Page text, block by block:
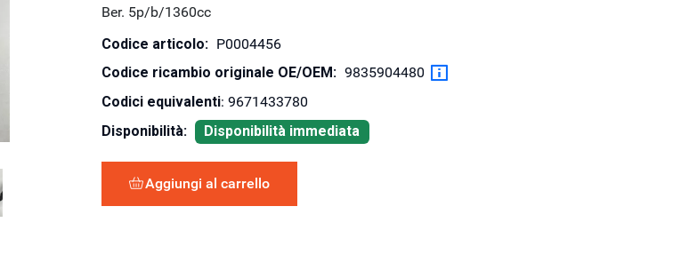
Ber. 5p/b/1360cc
Codice articolo: P0004456
Codice ricambio originale OE/OEM: 9835904480
Codici equivalenti: 9671433780
Disponibilità:
Disponibilità immediata
Aggiungi al carrello